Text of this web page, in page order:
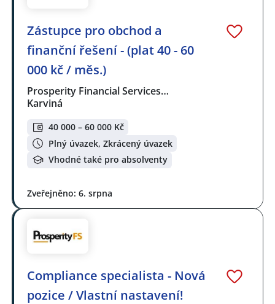
Zástupce pro obchod a
finanční řešení - (plat 40 - 60
000 kč / měs.)
Prosperity Financial Services…
Karviná
40 000 – 60 000 Kč
Plný úvazek, Zkrácený úvazek
Vhodné také pro absolventy
Zveřejněno: 6. srpna
Compliance specialista - Nová
pozice / Vlastní nastavení!